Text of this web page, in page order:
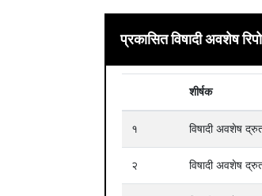
प्रकासित विषादी अवशेष
शीर्षक
१ विषादी अवशेष
२ विषादी अवशेष